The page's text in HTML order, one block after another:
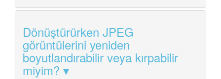
Dönüştürürken JPEG
görüntülerini yeniden
boyutlandırabilir veya kırpabilir
miyim?